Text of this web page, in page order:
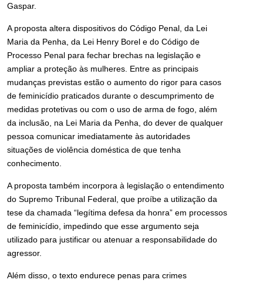
Gaspar.
A proposta altera dispositivos do Código Penal, da Lei
Maria da Penha, da Lei Henry Borel e do Código de
Processo Penal para fechar brechas na legislação e
ampliar a proteção às mulheres. Entre as principais
mudanças previstas estão o aumento do rigor para casos
de feminicídio praticados durante o descumprimento de
medidas protetivas ou com o uso de arma de fogo, além
da inclusão, na Lei Maria da Penha, do dever de qualquer
pessoa comunicar imediatamente às autoridades
situações de violência doméstica de que tenha
conhecimento.
A proposta também incorpora à legislação o entendimento
do Supremo Tribunal Federal, que proíbe a utilização da
tese da chamada “legítima defesa da honra” em processos
de feminicídio, impedindo que esse argumento seja
utilizado para justificar ou atenuar a responsabilidade do
agressor.
Além disso, o texto endurece penas para crimes